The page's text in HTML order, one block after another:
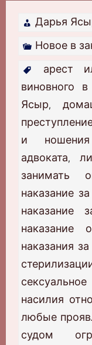
Дарья
Новое в
арест
виновного
Ясыр,
и
адвоката,
занимать
наказание
наказание
наказание
наказания
насилия
любые
судом